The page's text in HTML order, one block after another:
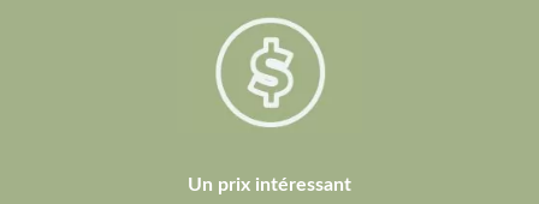
Un prix intéressant